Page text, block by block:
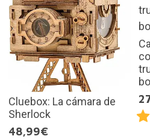
Cluebox: La cámara de
Sherlock
48,99€